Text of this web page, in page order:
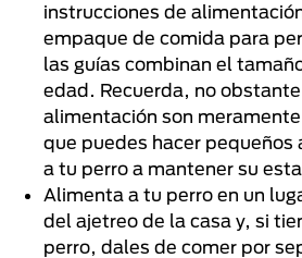
instrucciones de
empaque de comida para
las guías combinan el
edad. Recuerda, no
alimentación son
que puedes hacer pequeños
a tu perro a mantener su
Alimenta a tu perro en un
del ajetreo de la casa y, si
perro, dales de comer por